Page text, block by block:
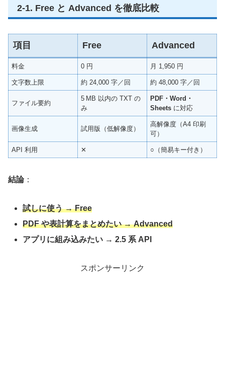
2‑1. Free と Advanced を徹底比較
項目 Free Advanced
料金 0 円 月 1,950 円
文字数上限 約 24,000 字／回 約 48,000 字／回
ファイル要約
5 MB 以内の TXT の
み
PDF・Word・
Sheets に対応
画像生成 試用版（低解像度）
高解像度（A4 印刷
可）
API 利用 ✕ ○（簡易キー付き）
結論：
試しに使う → Free
PDF や表計算をまとめたい → Advanced
アプリに組み込みたい → 2.5 系 API
スポンサーリンク